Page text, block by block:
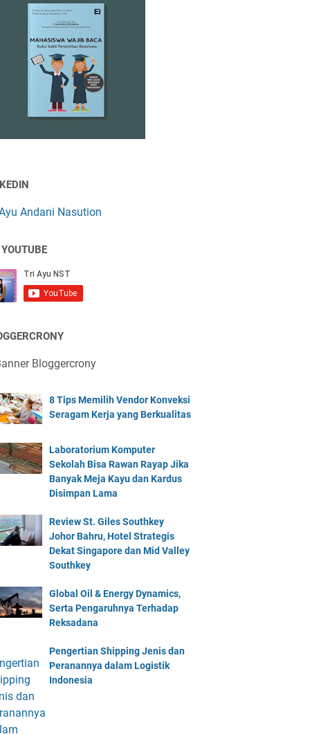
Andani Nasution
8 Tips Memilih Vendor Konveksi
Seragam Kerja yang Berkualitas
Laboratorium Komputer
Sekolah Bisa Rawan Rayap Jika
Banyak Meja Kayu dan Kardus
Disimpan Lama
Review St. Giles Southkey
Johor Bahru, Hotel Strategis
Dekat Singapore dan Mid Valley
Southkey
Global Oil & Energy Dynamics,
Serta Pengaruhnya Terhadap
Reksadana
Pengertian Shipping Jenis dan
Peranannya dalam Logistik
Indonesia